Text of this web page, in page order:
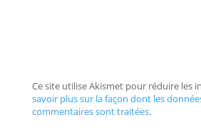
Ce site utilise Akismet pour réduire les
savoir plus sur la façon dont les
commentaires sont traitées.